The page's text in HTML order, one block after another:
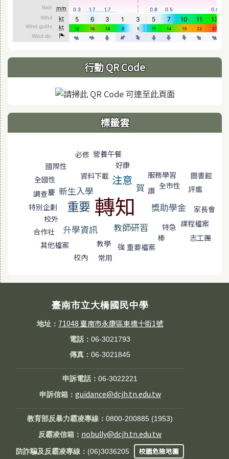
行動 QR Code
標籤雲
必修 營養午餐
國際性
好康
全國性
資料下載 注意 服務學習
圖書館
調查慶 新生入學 賀 讚 全市性
評鑑
特別企劃
重要 轉知 獎助學金
校外
家長會
合作社 升學資訊 教師研習 特急 課程檔案
其他檔案 教學 強 重要檔案
棒
志工團
校內
常用
臺南市立大橋國民中學
地址： 71048 臺南市永康區東橋十街1號
電話：06-3021793
傳真：06-3021845
申訴電話：06-3022221
申訴信箱： guidance@dcjh.tn.edu.tw
教育部反暴力霸凌專線：0800-200885 (1953)
反霸凌信箱： nobully@dcjh.tn.edu.tw
防詐騙及反霸凌專線： (06)3036205 校園危險地圖